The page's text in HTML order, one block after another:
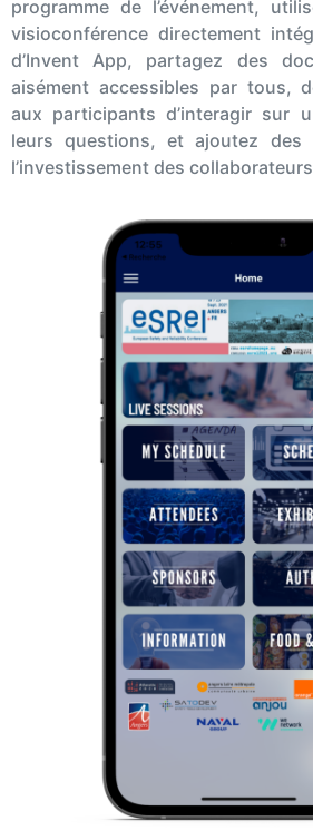
programme de l’événement,
visioconférence directement
d’Invent App, partagez des
aisément accessibles par tous,
aux participants d’interagir sur
leurs questions, et ajoutez des
l’investissement des